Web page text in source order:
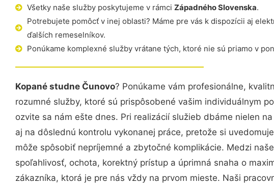
Všetky naše služby poskytujeme v rámci Západného Slovenska.
Potrebujete pomôcť v inej oblasti? Máme pre vás k dispozícii aj
ďalších remeselníkov.
Ponúkame komplexné služby vrátane tých, ktoré nie sú priamo v
Kopané studne Čunovo? Ponúkame vám profesionálne,
rozumné služby, ktoré sú prispôsobené vašim individuálnym
ozvite sa nám ešte dnes. Pri realizácií služieb dbáme nielen
aj na dôslednú kontrolu vykonanej práce, pretože si
môže spôsobiť nepríjemné a zbytočné komplikácie. Medzi
spoľahlivosť, ochota, korektný prístup a úprimná snaha o
zákazníka, ktorá je pre nás vždy na prvom mieste. Naši